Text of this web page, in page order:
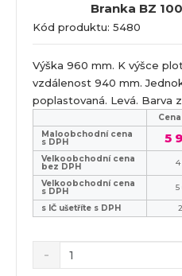
Branka BZ
Kód produktu: 5480
Výška 960 mm. K výšce
vzdálenost 940 mm.
poplastovaná. Levá. Barva
Maloobchodní cena
s DPH 5
Velkoobchodní cena
bez DPH 4
Velkoobchodní cena
s DPH 5
s IČ ušetříte s DPH